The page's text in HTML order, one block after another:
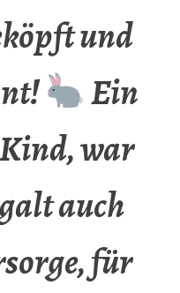
und
Ein
war
auch
für